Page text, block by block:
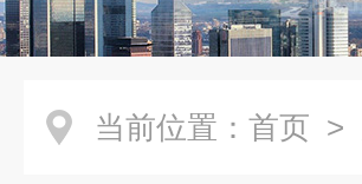
当前位置： 首页 >